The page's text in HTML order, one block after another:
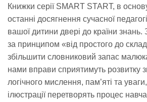
Книжки серії SMART START, в
останні досягнення сучасної
вашої дитини двері до країни знань.
за принципом «від простого до
збільшити словниковий запас
нами вправи сприятимуть розвитку
логічного мислення, пам’яті та
ілюстрації перетворять процес